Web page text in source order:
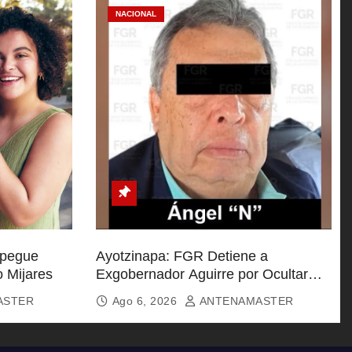
Mijares
NACIONAL
Ayotzinapa: FGR Detiene a
Exgobernador Aguirre por Ocultar
Información Clave
Ago 6, 2026 ANTENAMASTER